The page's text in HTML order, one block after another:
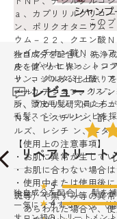
この
独自成分を配合し、洗浄
皮を健やかに保つシャン
ヤ、コシのある仕上がり
メーカー“コスマックス”
所、頭皮毛髪研究員たち
毛髪スペシャルレシピを
リペアトリート
独自成分を配合し、髪を
一気にケアするリペア（
サロン級のトリートメン
ａ、カプリリルグリコ
ン、ポリクオタニウム
ウム－２２、クエン酸
ルイセチオン酸Ｎａ、
ル、グ リセリン、トコ
リン、グルタミン酸、
ール、アラニン、リシ
ン、プロリン、トレオ
Ｎａ、ヒスチジン、酢
ルズ、レシチ ン、エタ
【使用上の注意事項】
・お肌に異常が生じて
・お肌に合わない場合
・使用中または使用後
斑等）や黒ずみ等の異
あらわれた場合や、使
レビュー
★5
★ 4